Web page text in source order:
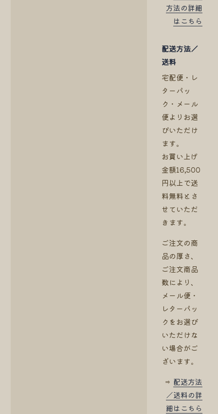
方法の詳細
はこちら
配送方法／
送料
宅配便・レ
ターパッ
ク・メール
便よりお選
びいただけ
ます。
お買い上げ
金額16,500
円以上で送
料無料とさ
せていただ
きます。
ご注文の商
品の厚さ、
ご注文商品
数により、
メール便・
レターパッ
クをお選び
いただけな
い場合がご
ざいます。
⇒ 配送方法
／送料の詳
細はこちら